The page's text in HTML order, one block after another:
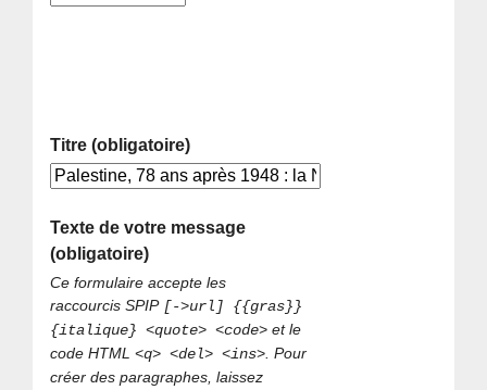
Titre (obligatoire)
Texte de votre message
(obligatoire)
Ce formulaire accepte les
raccourcis SPIP [->url] {{gras}}
{italique} <quote> <code> et le
code HTML<q> <del> <ins>. Pour
créer des paragraphes, laissez